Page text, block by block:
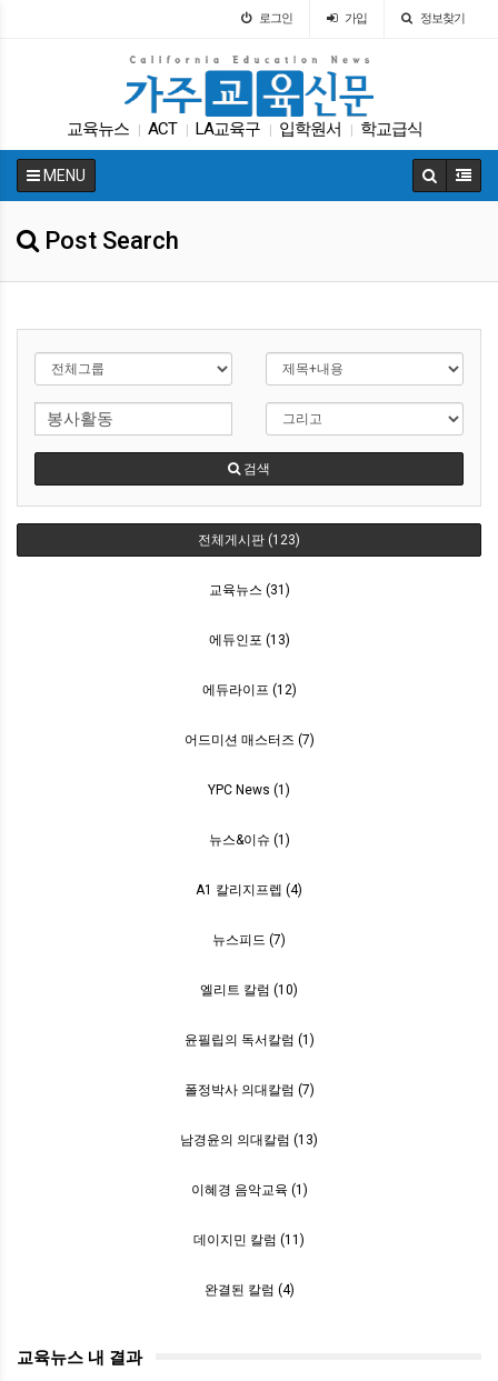
로그인 가입 정보찾기
교육뉴스 ACT LA교육구 입학원서 학교급식
| 다카 가주교육부 캘리포니아 교육부 UC
MENU
Post Search
검색
전체게시판 (123)
교육뉴스 (31)
에듀인포 (13)
에듀라이프 (12)
어드미션 매스터즈 (7)
YPC News (1)
뉴스&이슈 (1)
A1 칼리지프렙 (4)
뉴스피드 (7)
엘리트 칼럼 (10)
윤필립의 독서칼럼 (1)
폴정박사 의대칼럼 (7)
남경윤의 의대칼럼 (13)
이혜경 음악교육 (1)
데이지민 칼럼 (11)
완결된 칼럼 (4)
교육뉴스 내 결과